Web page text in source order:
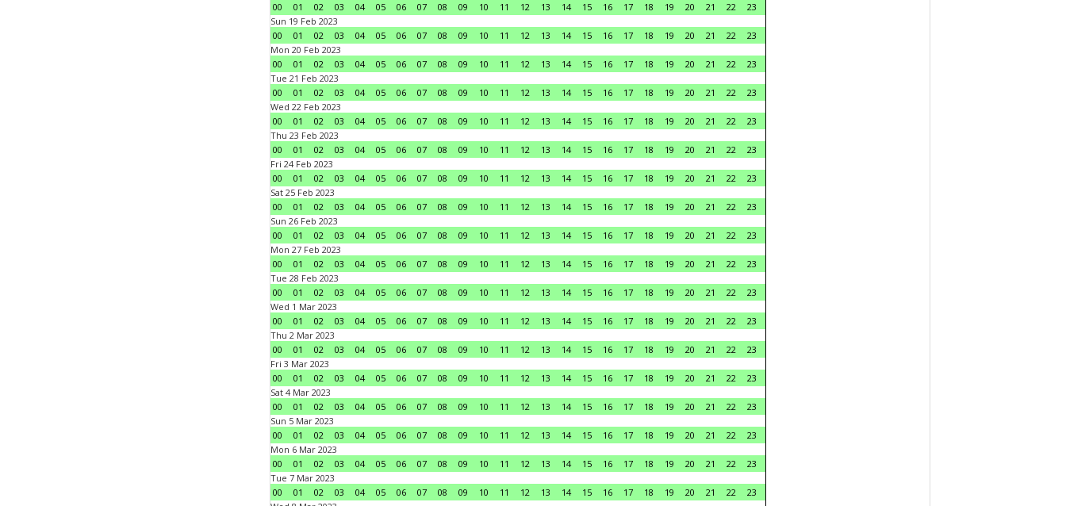
00
01 02 03 04 05 06 07 08 09 10 11 12 13 14 15 16 17 18 19 20 21 22
23
Sun 19 Feb 2023
00
01 02 03 04 05 06 07 08 09 10 11 12 13 14 15 16 17 18 19 20 21 22
23
Mon 20 Feb 2023
00
01 02 03 04 05 06 07 08 09 10 11 12 13 14 15 16 17 18 19 20 21 22
23
Tue 21 Feb 2023
00
01 02 03 04 05 06 07 08 09 10 11 12 13 14 15 16 17 18 19 20 21 22
23
Wed 22 Feb 2023
00
01 02 03 04 05 06 07 08 09 10 11 12 13 14 15 16 17 18 19 20 21 22
23
Thu 23 Feb 2023
00
01 02 03 04 05 06 07 08 09 10 11 12 13 14 15 16 17 18 19 20 21 22
23
Fri 24 Feb 2023
00
01 02 03 04 05 06 07 08 09 10 11 12 13 14 15 16 17 18 19 20 21 22
23
Sat 25 Feb 2023
00
01 02 03 04 05 06 07 08 09 10 11 12 13 14 15 16 17 18 19 20 21 22
23
Sun 26 Feb 2023
00
01 02 03 04 05 06 07 08 09 10 11 12 13 14 15 16 17 18 19 20 21 22
23
Mon 27 Feb 2023
00
01 02 03 04 05 06 07 08 09 10 11 12 13 14 15 16 17 18 19 20 21 22
23
Tue 28 Feb 2023
00
01 02 03 04 05 06 07 08 09 10 11 12 13 14 15 16 17 18 19 20 21 22
23
Wed 1 Mar 2023
00
01 02 03 04 05 06 07 08 09 10 11 12 13 14 15 16 17 18 19 20 21 22
23
Thu 2 Mar 2023
00
01 02 03 04 05 06 07 08 09 10 11 12 13 14 15 16 17 18 19 20 21 22
23
Fri 3 Mar 2023
00
01 02 03 04 05 06 07 08 09 10 11 12 13 14 15 16 17 18 19 20 21 22
23
Sat 4 Mar 2023
00
01 02 03 04 05 06 07 08 09 10 11 12 13 14 15 16 17 18 19 20 21 22
23
Sun 5 Mar 2023
00
01 02 03 04 05 06 07 08 09 10 11 12 13 14 15 16 17 18 19 20 21 22
23
Mon 6 Mar 2023
00
01 02 03 04 05 06 07 08 09 10 11 12 13 14 15 16 17 18 19 20 21 22
23
Tue 7 Mar 2023
00
01 02 03 04 05 06 07 08 09 10 11 12 13 14 15 16 17 18 19 20 21 22
23